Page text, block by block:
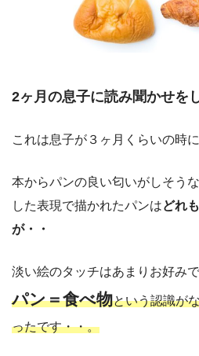
2ヶ月の息子に読み聞かせを
これは息子が３ヶ月くらいの時
本からパンの良い匂いがしそう
した表現で描かれたパンはどれ
が・・
淡い絵のタッチはあまりお好み
パン＝食べ物という認識が
ったです・・。